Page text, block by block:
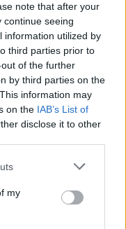
note that after your
continue seeing
information utilized by
third parties prior to
of the further
by third parties on the
information may
on the IAB’s List of
disclose it to other
one or more Google
You may click to
third-party tags to
in below Google
my
στα
τον πολύχρονο
Βανέσα